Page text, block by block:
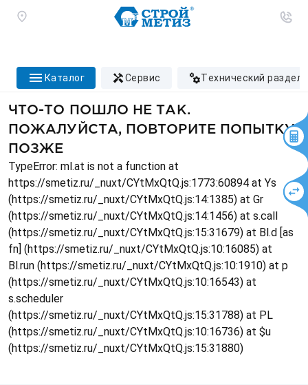
каталог сервис технический раздел
ЧТО-ТО ПОШЛО НЕ ТАК.
ПОЖАЛУЙСТА, ПОВТОРИТЕ ПОПЫТКУ
ПОЗЖЕ
TypeError: ml.at is not a function at
https://smetiz.ru/_nuxt/CYtMxQtQ.js:1773:60894 at Ys
(https://smetiz.ru/_nuxt/CYtMxQtQ.js:14:1385) at Gr
(https://smetiz.ru/_nuxt/CYtMxQtQ.js:14:1456) at s.call
(https://smetiz.ru/_nuxt/CYtMxQtQ.js:15:31679) at Bl.d [as
fn] (https://smetiz.ru/_nuxt/CYtMxQtQ.js:10:16085) at
Bl.run (https://smetiz.ru/_nuxt/CYtMxQtQ.js:10:1910) at p
(https://smetiz.ru/_nuxt/CYtMxQtQ.js:10:16543) at
s.scheduler
(https://smetiz.ru/_nuxt/CYtMxQtQ.js:15:31788) at PL
(https://smetiz.ru/_nuxt/CYtMxQtQ.js:10:16736) at $u
(https://smetiz.ru/_nuxt/CYtMxQtQ.js:15:31880)